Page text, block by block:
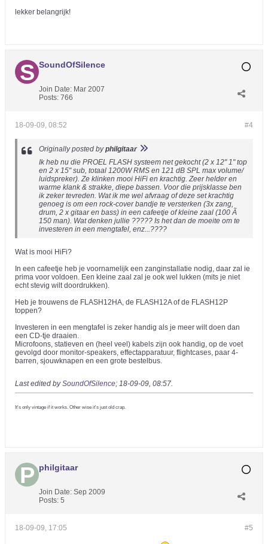
lekker belangrijk!
SoundOfSilence
Join Date: Mar 2007
Posts: 766
#4
18-09-09, 08:52
Originally posted byphilgitaar
Ik heb nu die PROEL FLASH systeem net gekocht (2 x 12" 1" top
en 2 x 15" sub, totaal 1200W RMS en 121 dB SPL max volume/
luidspreker). Ze klinken mooi HiFi en krachtig. Zeer helder en
warme klank & strakke, diepe bassen. Voor die prijsklasse ben
ik zeker tevreden. Wat ik me wel afvraag of deze set krachtig
genoeg is om een rock-cover bandje te versterken (3x zang,
drum, 2 x gitaar en bass) in een cafeetje of kleine zaal (100 Ã
150 man). Wat denken jullie ????? Is het dan de moeite om te
investeren in een mengtafel, enz...????
Wat is mooi HiFi?
In een cafeetje heb je voornamelijk een zanginstallatie nodig, daar zal ie
prima voor voldoen. Een kleine zaal zal je ook wel lukken (mits je niet
echt stevig wilt doordrukken).
Heb je trouwens de FLASH12HA, de FLASH12A of de FLASH12P
toppen?
Investeren in een mengtafel is zeker handig als je meer wilt doen dan
een CD-tje draaien.
Microfoons, statieven en (heel veel) kabels zijn ook handig, op de voet
gevolgd door monitor-speakers, effectapparatuur, flightcases, paar 4-
barren, sjouwknapen en een grote bestelbus.
Last edited bySoundOfSilence; 18-09-09, 08:57.
It's only vintage if it works. Other wise it's just old crap.
philgitaar
Join Date: Sep 2009
Posts: 5
#5
18-09-09, 17:05